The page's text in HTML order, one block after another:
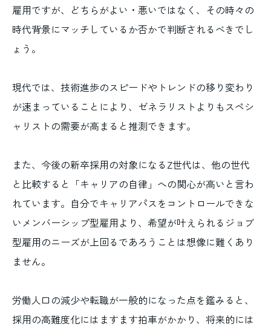
雇用ですが、どちらがよい・悪いではなく、その時々の
時代背景にマッチしているか否かで判断されるべきでし
ょう。
現代では、技術進歩のスピードやトレンドの移り変わり
が速まっていることにより、ゼネラリストよりもスペシ
ャリストの需要が高まると推測できます。
また、今後の新卒採用の対象になるZ世代は、他の世代
と比較すると「キャリアの自律」への関心が高いと言わ
れています。自分でキャリアパスをコントロールできな
いメンバーシップ型雇用より、希望が叶えられるジョブ
型雇用のニーズが上回るであろうことは想像に難くあり
ません。
労働人口の減少や転職が一般的になった点を鑑みると、
採用の高難度化にはますます拍車がかかり、将来的には